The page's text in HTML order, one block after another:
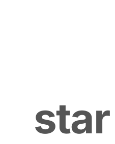
star